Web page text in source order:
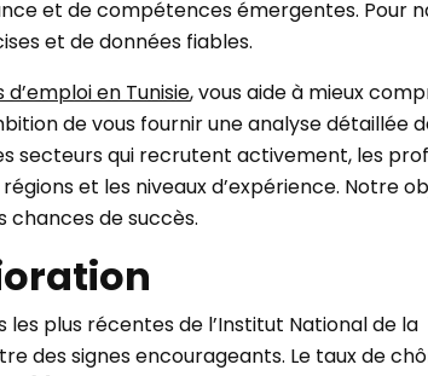
et de compétences émergentes. Pour
et de données fiables.
en Tunisie, vous aide à mieux
de vous fournir une analyse détaillée
secteurs qui recrutent activement, les
et les niveaux d’expérience. Notre
de succès.
plus récentes de l’Institut National de la
des signes encourageants. Le taux de